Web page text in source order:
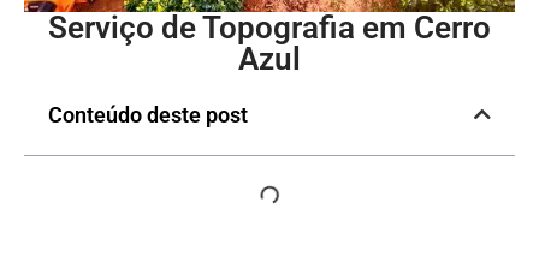
Serviço de Topografia em Cerro
Azul
Conteúdo deste post